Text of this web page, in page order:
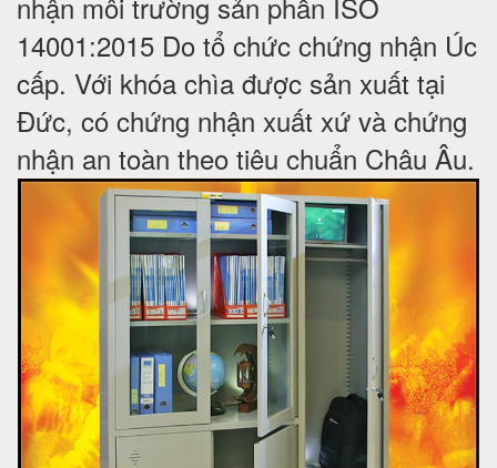
14001:2015 Do tổ chức chứng nhận Úc
cấp. Với khóa chìa được sản xuất tại
Đức, có chứng nhận xuất xứ và chứng
nhận an toàn theo tiêu chuẩn Châu Âu.